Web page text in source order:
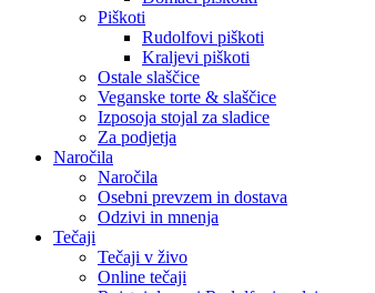
Piškoti
Rudolfovi piškoti
Kraljevi piškoti
Ostale slaščice
Veganske torte & slaščice
Izposoja stojal za sladice
Za podjetja
Naročila
Naročila
Osebni prevzem in dostava
Odzivi in mnenja
Tečaji
Tečaji v živo
Online tečaji